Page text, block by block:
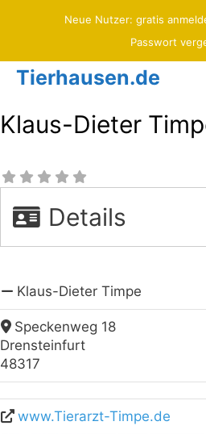
Neue Nutzer: gratis
Passwort
Tierhausen.de
Klaus-Dieter
Details
Klaus-Dieter Timpe
Speckenweg 18
Drensteinfurt
48317
www.Tierarzt-Timpe.de